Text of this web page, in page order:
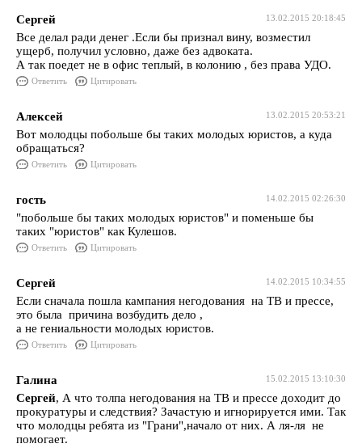
13.02.2015 20:18:45
Сергей
Все делал ради денег .Если бы признал вину, возместил
ущерб, получил условно, даже без адвоката.
А так поедет не в офис теплый, в колонию , без права УДО.
Ответить Цитировать
13.02.2015 20:53:21
Алексей
Вот молодцы побольше бы таких молодых юристов, а куда
обращаться?
Ответить Цитировать
14.02.2015 02:26:30
гость
"побольше бы таких молодых юристов" и поменьше бы
таких "юристов" как Кулешов.
Ответить Цитировать
14.02.2015 10:34:55
Сергей
Если сначала пошла кампания негодования на ТВ и прессе,
это была причина возбудить дело ,
а не гениальности молодых юристов.
Ответить Цитировать
15.02.2015 13:10:30
Галина
Сергей, А что толпа негодования на ТВ и прессе доходит до
прокуратуры и следствия? Зачастую и игнорируется ими. Так
что молодцы ребята из "Грани",начало от них. А ля-ля не
помогает.